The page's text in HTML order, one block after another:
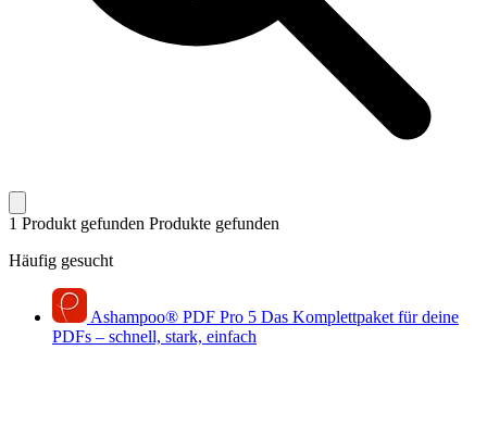
1 Produkt gefunden Produkte gefunden
Häufig gesucht
Ashampoo® PDF Pro 5 Das Komplettpaket für deine
PDFs – schnell, stark, einfach